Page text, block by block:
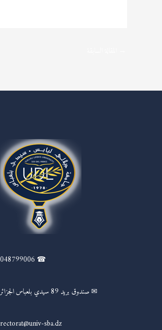
☎ 048799006
✉ صندوق بريد 89 سيدي بلعباس الجزائر
rectorat@univ-sba.dz